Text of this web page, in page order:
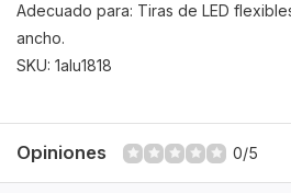
Adecuado para: Tiras de LED
ancho.
SKU: 1alu1818
Opiniones 0/5